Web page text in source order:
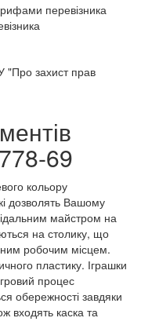
перевізника
"Про захист прав
69
кольору
дозволять Вашому
майстром на
на столику, що
робочим місцем.
пластику. Іграшки
процес
обережності завдяки
входять каска та